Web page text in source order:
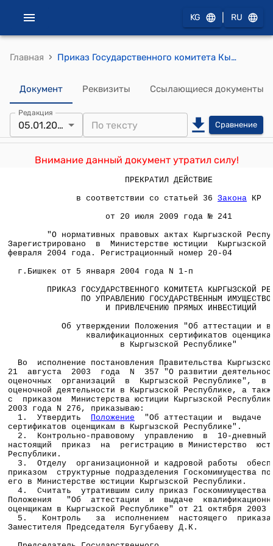
KG RU
Главная › Приказ Государственного комитета Кыргызской Республики по управлению государственным имуществом от 5 января 2004 года № 1-п "Об утверждении Положения об аттестации и выдаче квалификационных сертификатов оценщикам в Кыргызской Республике"
Документ Реквизиты Ссылающиеся документы
Редакция
05.01.2004 Сравнение
Внимание данный документ утратил силу!